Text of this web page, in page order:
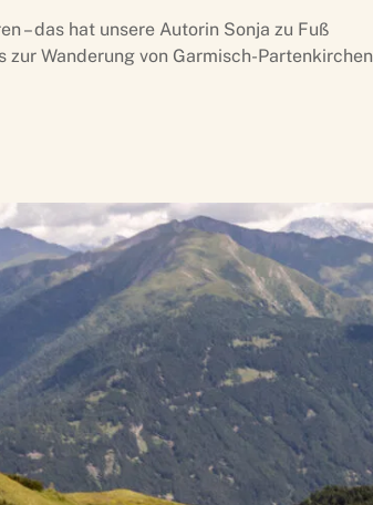
– das hat unsere Autorin Sonja zu Fuß
Wanderung von Garmisch-Partenkirchen